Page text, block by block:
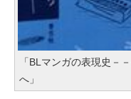
「BLマンガの表現史－
へ」